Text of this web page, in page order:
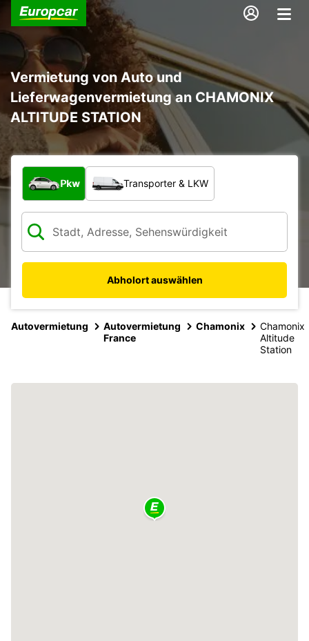
Vermietung von Auto und
Lieferwagenvermietung an CHAMONIX
ALTITUDE STATION
Welche Art von Fahrzeug?
Pkw Transporter & LKW
Abholort auswählen
Autovermietung
Autovermietung
France
Chamonix
Chamonix
Altitude
Station